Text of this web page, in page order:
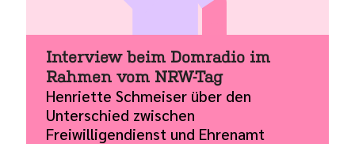
Interview beim Domradio im
Rahmen vom NRW-Tag
Henriette Schmeiser über den
Unterschied zwischen
Freiwilligendienst und Ehrenamt